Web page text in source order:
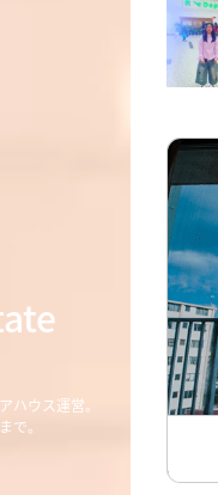
ハウス運営。
で。